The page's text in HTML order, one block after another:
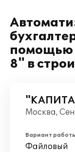
помощью
8" в
Москва,
Вариант
Файловый